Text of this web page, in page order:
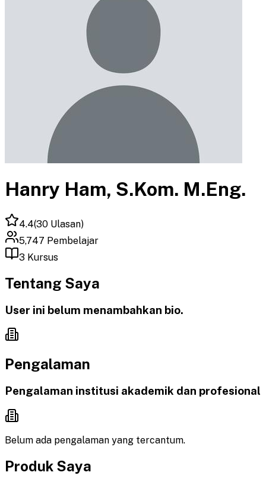
Hanry Ham, S.Kom. M.Eng.
4.4(30 Ulasan)
5,747 Pembelajar
3 Kursus
Tentang Saya
User ini belum menambahkan bio.
Pengalaman
Pengalaman institusi akademik dan profesional
Belum ada pengalaman yang tercantum.
Produk Saya